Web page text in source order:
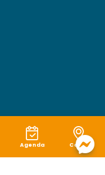
Agenda Carte